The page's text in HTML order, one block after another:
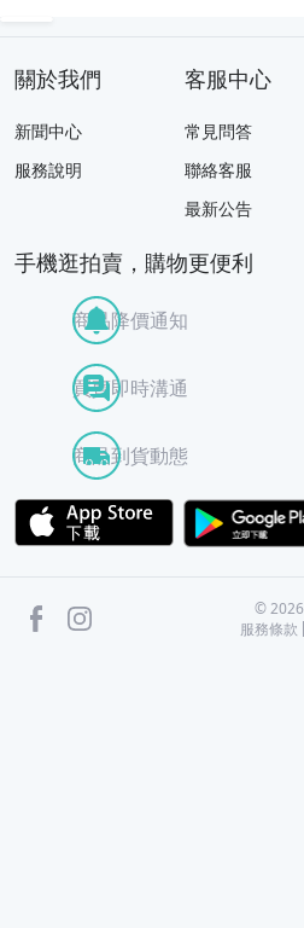
關於我們
新聞中心
服務說明
客服中心
常見問答
聯絡客服
最新公告
手機逛拍賣，購物更便利
商品降價通知
買賣即時溝通
商品到貨動態
APP Store
facebook ©2026
服務條款